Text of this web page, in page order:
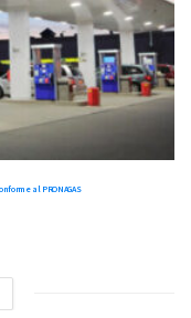
al PRONAGAS